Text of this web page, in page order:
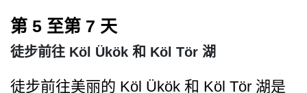
第 5 至第 7 天
徒步前往 Köl Ükök 和 Köl Tör 湖
徒步前往美丽的 Köl Ükök 和 Köl Tör 湖是